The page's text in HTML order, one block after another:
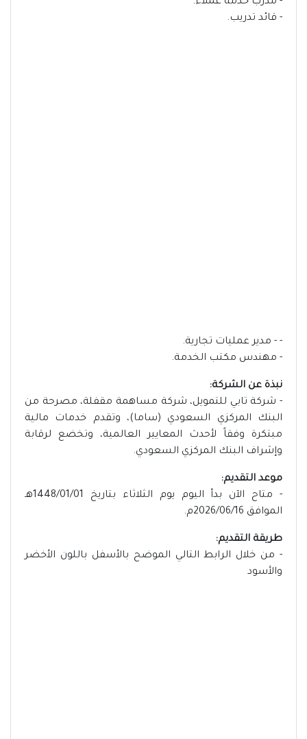
- مدرب خدمة عملاء.
- قائد تدريب.
- - مدير عمليات تجارية.
- مهندس مكتب الخدمة.
نبذة عن الشركة:
- شركة تابي للتمويل، شركة مساهمة مقفلة، مصرحة من
البنك المركزي السعودي (ساما)، وتقدم خدمات مالية
مبتكرة وفقاً لأحدث المعايير العالمية، وتخضع لرقابة
وإشراف البنك المركزي السعودي.
موعد التقديم:
- متاح الآن بدأ اليوم يوم الثلاثاء بتاريخ 1448/01/01هـ
الموافق 2026/06/16م.
طريقة التقديم:
- من خلال الرابط التالي الموضح بالأسفل باللون الأخضر
والأسود